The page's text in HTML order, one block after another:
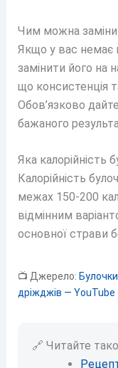
Чим можна
Якщо у вас немає
замінити його на
що консистенція
Обов’язково
бажаного
Яка калорійність
Калорійність
межах 150-200
відмінним
основної страви
📺 Джерело:
дріжджів — YouTube
🔗 Читайте